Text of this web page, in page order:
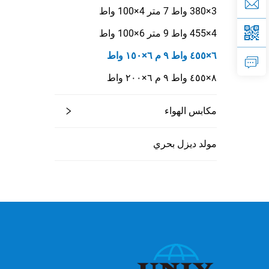
3×380 واط 7 متر 4×100 واط
4×455 واط 9 متر 6×100 واط
٦×٤٥٥ واط ٩ م ٦×١٥٠ واط
٨×٤٥٥ واط ٩ م ٦×٢٠٠ واط
مكابس الهواء
مولد ديزل بحري